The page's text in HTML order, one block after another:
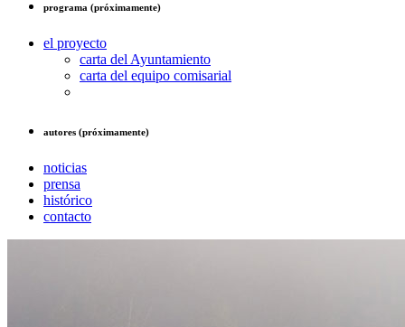
programa (próximamente)
el proyecto
carta del Ayuntamiento
carta del equipo comisarial
autores (próximamente)
noticias
prensa
histórico
contacto